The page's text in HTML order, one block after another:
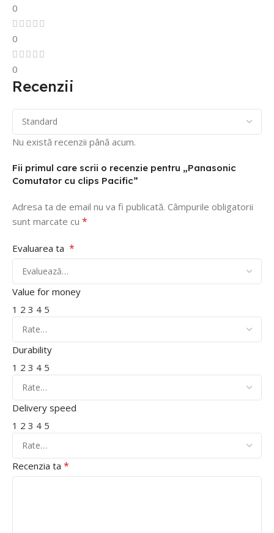
0
0
0
Recenzii
Nu există recenzii până acum.
Fii primul care scrii o recenzie pentru „Panasonic
Comutator cu clips Pacific”
Adresa ta de email nu va fi publicată. Câmpurile obligatorii
sunt marcate cu *
Evaluarea ta *
Value for money
1 2 3 4 5
Durability
1 2 3 4 5
Delivery speed
1 2 3 4 5
Recenzia ta *